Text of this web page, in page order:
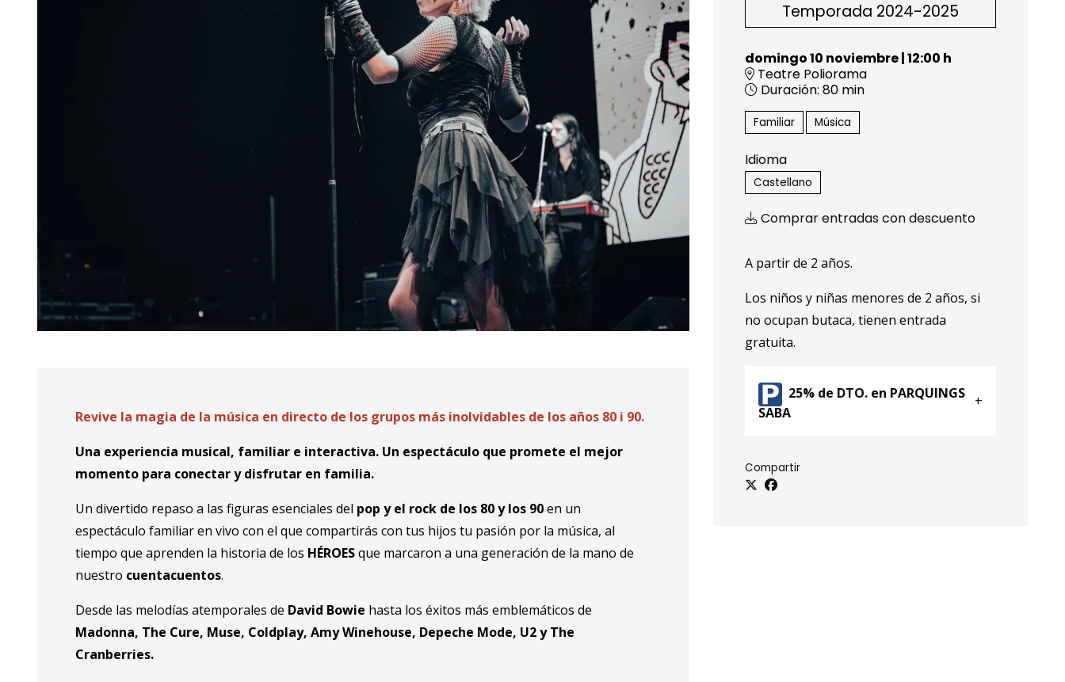
Temporada 2024-2025
domingo 10 noviembre|12:00 h
Teatre Poliorama
Duración: 80 min
Familiar Música
Idioma
Castellano
Comprar entradas con descuento
A partir de 2 años.
Los niños y niñas menores de 2 años, si
no ocupan butaca, tienen entrada
gratuita.
25% de DTO. en PARQUINGS
SABA
Compartir
Revive la magia de la música en directo de los grupos más inolvidables de los años 80 i 90.
Una experiencia musical, familiar e interactiva. Un espectáculo que promete el mejor
momento para conectar y disfrutar en familia.
Un divertido repaso a las figuras esenciales del pop y el rock de los 80 y los 90en un
espectáculo familiar en vivo con el que compartirás con tus hijos tu pasión por la música, al
tiempo que aprenden la historia de los HÉROESque marcaron a una generación de la mano de
nuestro cuentacuentos.
Desde las melodías atemporales de David Bowie hasta los éxitos más emblemáticos de
Madonna, The Cure, Muse, Coldplay, Amy Winehouse, Depeche Mode, U2 y The
Cranberries.